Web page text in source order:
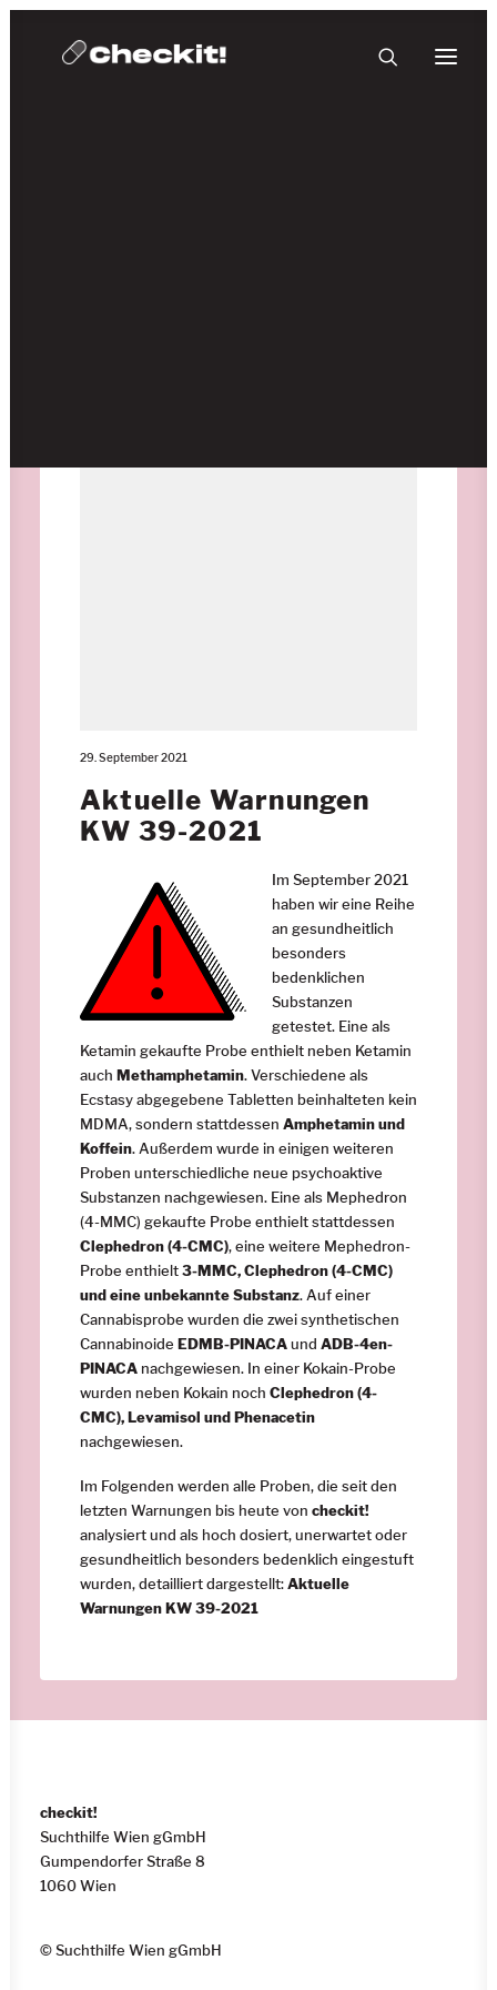
29. September 2021
Aktuelle Warnungen
KW 39-2021
Im September 2021
haben wir eine Reihe
an gesundheitlich
besonders
bedenklichen
Substanzen
getestet. Eine als
Ketamin gekaufte Probe enthielt neben Ketamin
auch Methamphetamin. Verschiedene als
Ecstasy abgegebene Tabletten beinhalteten kein
MDMA, sondern stattdessen Amphetamin und
Koffein. Außerdem wurde in einigen weiteren
Proben unterschiedliche neue psychoaktive
Substanzen nachgewiesen. Eine als Mephedron
(4-MMC) gekaufte Probe enthielt stattdessen
Clephedron (4-CMC), eine weitere Mephedron-
Probe enthielt3-MMC, Clephedron (4-CMC)
und eine unbekannte Substanz. Auf einer
Cannabisprobe wurden die zwei synthetischen
Cannabinoide EDMB-PINACAund ADB-4en-
PINACA nachgewiesen. In einer Kokain-Probe
wurden neben Kokain noch Clephedron (4-
CMC), Levamisol und Phenacetin
nachgewiesen.
Im Folgenden werden alle Proben, die seit den
letzten Warnungen bis heute von checkit!
analysiert und als hoch dosiert, unerwartet oder
gesundheitlich besonders bedenklich eingestuft
wurden, detailliert dargestellt:Aktuelle
Warnungen KW 39-2021
checkit!
Suchthilfe Wien gGmbH
Gumpendorfer Straße 8
1060 Wien
© Suchthilfe Wien gGmbH